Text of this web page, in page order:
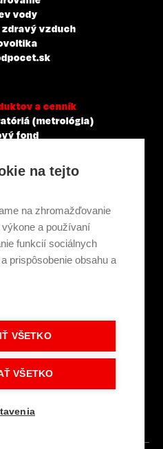
vody
zdravý vzduch
a cenník
(metrológia)
fond
a obce
a priemysel
poradenstvo
a novinky
cookie
podmienky
Prihlásenie
na tejto
na zhromažďovanie
a používaní
funkcií sociálnych
prispôsobenie obsahu a
VŠETKO
VŠETKO